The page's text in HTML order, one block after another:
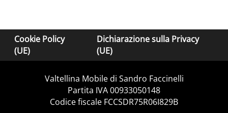
Cookie Policy
(UE)
Dichiarazione sulla Privacy
(UE)
Valtellina Mobile di Sandro Faccinelli
Partita IVA 00933050148
Codice fiscale FCCSDR75R06I829B